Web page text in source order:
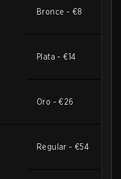
Bronce - €8
Plata - €14
Oro - €26
Regular - €54